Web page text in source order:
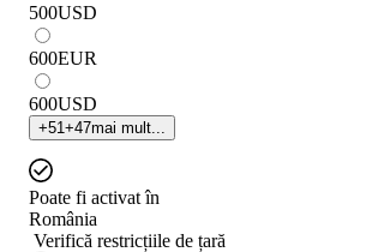
500USD
600EUR
600USD
+51 +47mai mult...
Poate fi activat în
România
Verifică restricțiile de țară